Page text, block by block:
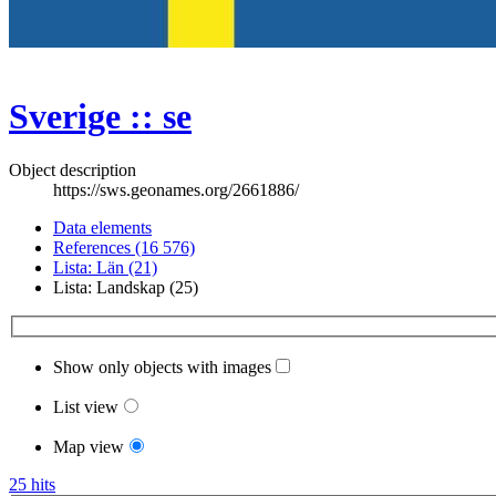
Sverige :: se
Object description
https://sws.geonames.org/2661886/
Data elements
References (16 576)
Lista: Län (21)
Lista: Landskap (25)
Show only objects with images
List view
Map view
25 hits